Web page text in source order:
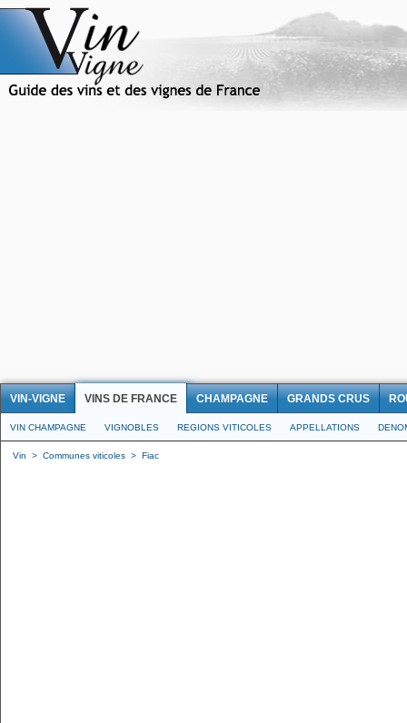
VIN-VIGNE VINS DE FRANCE CHAMPAGNE GRANDS CRUS
VIN CHAMPAGNE VIGNOBLES REGIONS VITICOLES APPELLATIONS
Vin > Communes viticoles > Fiac